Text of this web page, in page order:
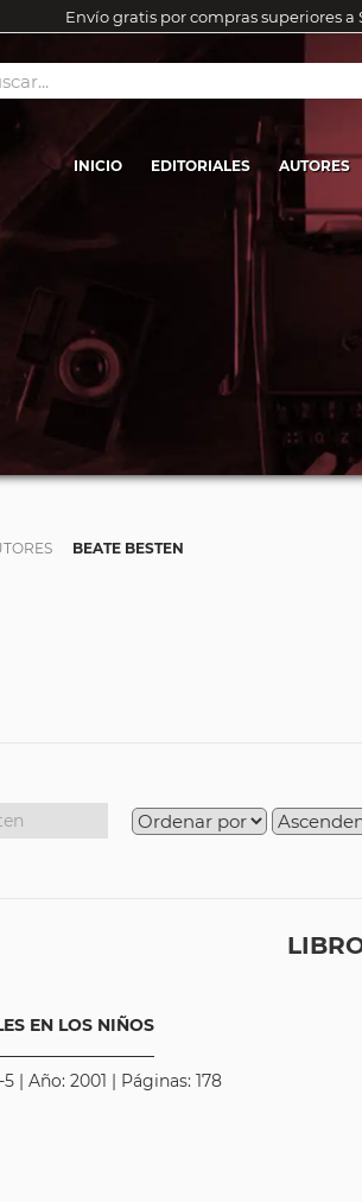
Envío gratis por compras superiores
INICIO EDITORIALES AUTORES
BEATE BESTEN
EN LOS NIÑOS
| Año: 2001 | Páginas: 178